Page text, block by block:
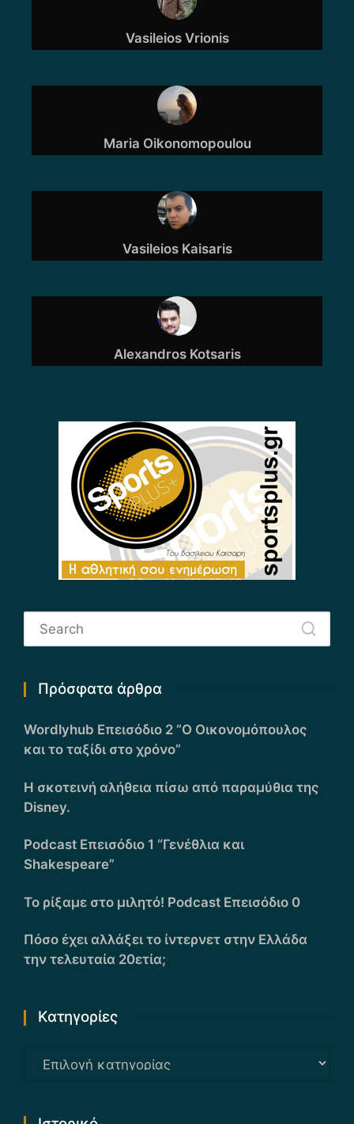
Vasileios Vrionis
Maria Oikonomopoulou
Vasileios Kaisaris
Alexandros Kotsaris
Πρόσφατα άρθρα
Wordlyhub Επεισόδιο 2 “Ο Οικονομόπουλος
και το ταξίδι στο χρόνο”
Η σκοτεινή αλήθεια πίσω από παραμύθια της
Disney.
Podcast Επεισόδιο 1 “Γενέθλια και
Shakespeare”
Το ρίξαμε στο μιλητό! Podcast Επεισόδιο 0
Πόσο έχει αλλάξει το ίντερνετ στην Ελλάδα
την τελευταία 20ετία;
Kατηγορίες
Kατηγορίες